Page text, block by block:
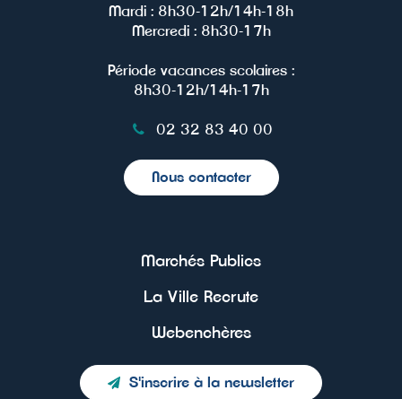
Mardi : 8h30-12h/14h-18h
Mercredi : 8h30-17h
Période vacances scolaires :
8h30-12h/14h-17h
02 32 83 40 00
Nous contacter
Marchés Publics
La Ville Recrute
Webenchères
S'inscrire à la newsletter